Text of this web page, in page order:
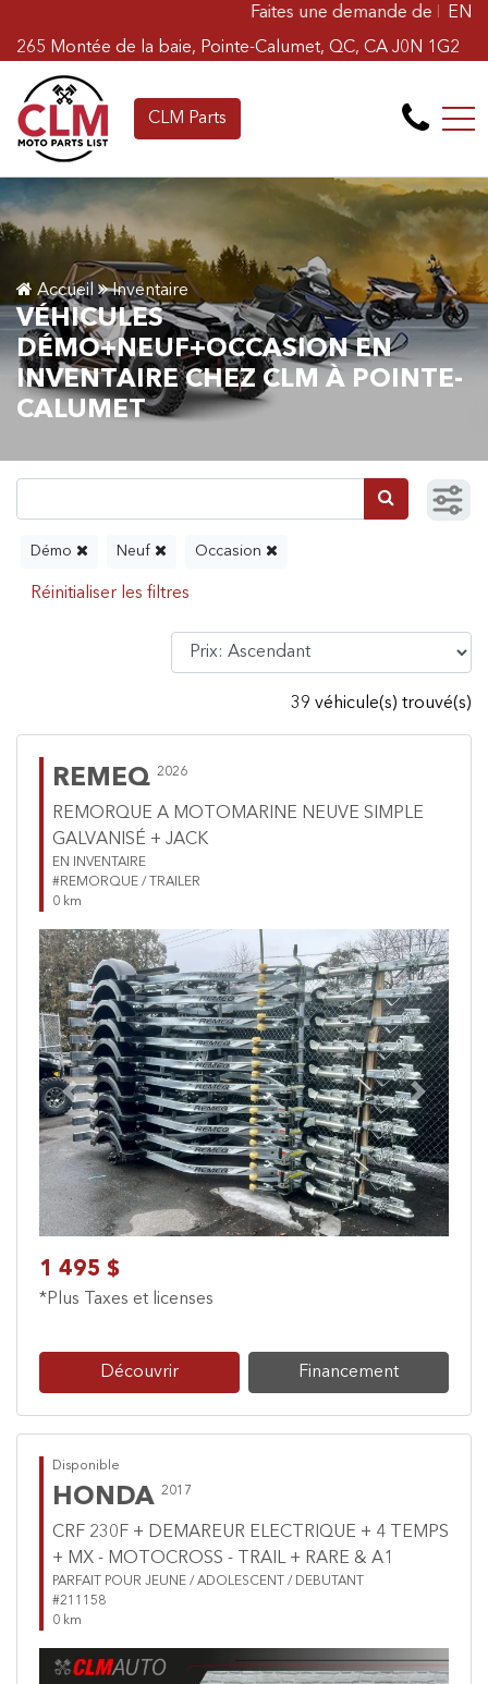
Faites une demande de Financement en
265 Montée de la baie, Pointe-Calumet, QC, CA J0N 1G2
EN
CLM Parts
Accueil Inventaire
VÉHICULES
DÉMO+NEUF+OCCASION EN
INVENTAIRE CHEZ CLM À POINTE-
CALUMET
Démo Neuf Occasion
39 véhicule(s) trouvé(s)
REMEQ 2026
REMORQUE A MOTOMARINE NEUVE SIMPLE
GALVANISÉ + JACK
EN INVENTAIRE
#REMORQUE / TRAILER
0 km
Previous Next
1 495 $
*Plus Taxes et licenses
Découvrir Financement
Disponible
HONDA 2017
CRF 230F + DEMAREUR ELECTRIQUE + 4 TEMPS
+ MX - MOTOCROSS - TRAIL + RARE & A1
PARFAIT POUR JEUNE / ADOLESCENT / DEBUTANT
#211158
0 km